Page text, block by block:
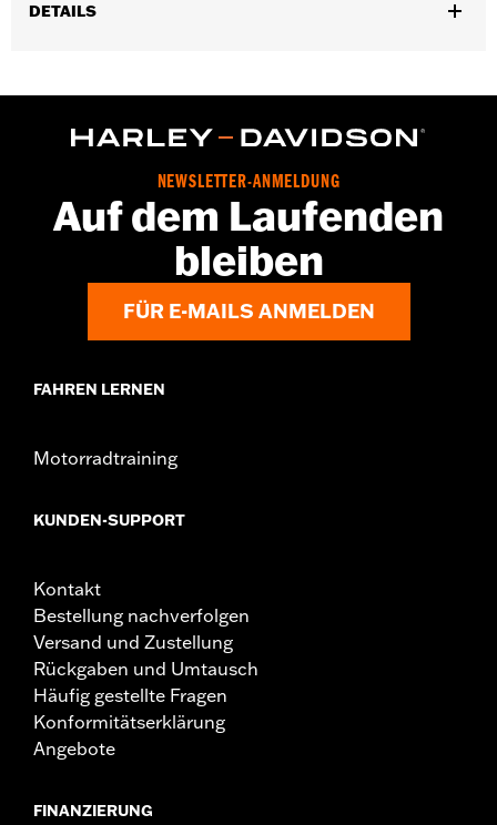
DETAILS
FLHXSE und FLTRXSE ab ’23 sowie FLHX, FLTRX und
FLTRXSTSE Modelle ab ’24.
Installationsanleitung
Additional Colors Available
Separat erhältlich:Kit für den Seitenkofferlautsprecher
In Einheiten erhältlich:Jeweils
In der Box:Nur Lautsprecherdeckel für linken Seitenkoffer
NEWSLETTER-ANMELDUNG
Auf dem Laufenden
bleiben
FÜR E-MAILS ANMELDEN
FAHREN LERNEN
Motorradtraining
KUNDEN-SUPPORT
Kontakt
Bestellung nachverfolgen
Versand und Zustellung
Rückgaben und Umtausch
Häufig gestellte Fragen
Konformitätserklärung
Angebote
FINANZIERUNG